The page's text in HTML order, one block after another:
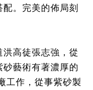
。完美的佈局刻
高徒張志強，從
藝術有著濃厚的
工作，從事紫砂製